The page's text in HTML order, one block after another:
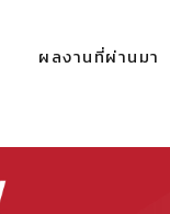
ผลงานที่ผ่านมา